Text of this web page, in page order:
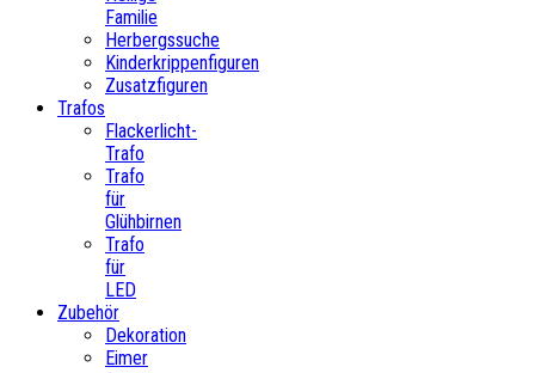
Familie
Herbergssuche
Kinderkrippenfiguren
Zusatzfiguren
Trafos
Flackerlicht-
Trafo
Trafo
für
Glühbirnen
Trafo
für
LED
Zubehör
Dekoration
Eimer